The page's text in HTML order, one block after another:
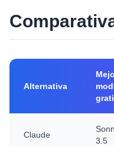
Alternativa
Claude
3.5